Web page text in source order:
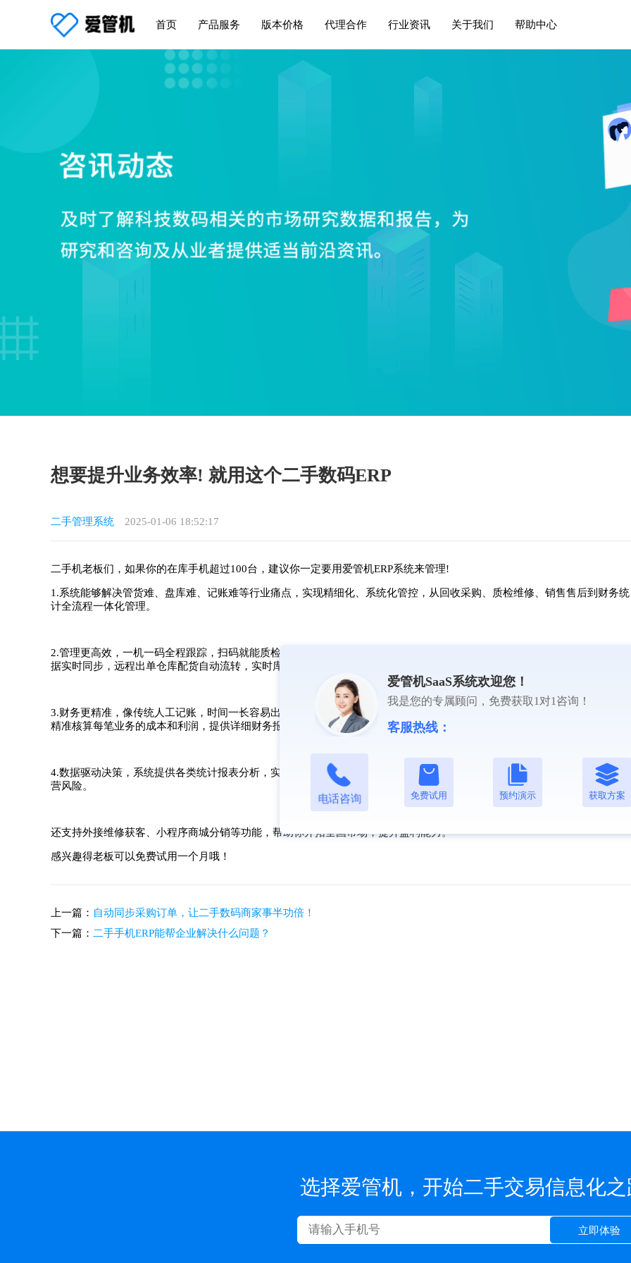
爱管机SaaS系统欢迎您！
我是您的专属顾问，免费获取1对1咨询！
客服热线：
电话咨询 免费试用 预约演示 获取方案
首页 产品服务 版本价格 代理合作 行业资讯 关于我们 帮助中心
想要提升业务效率! 就用这个二手数码ERP
二手管理系统 2025-01-06 18:52:17
二手机老板们，如果你的在库手机超过100台，建议你一定要用爱管机ERP系统来管理!
1.系统能够解决管货难、盘库难、记账难等行业痛点，实现精细化、系统化管控，从回收采购、质检维修、销售售后到财务统
计全流程一体化管理。
2.管理更高效，一机一码全程跟踪，扫码就能质检维修，分货盘点，库存调配，采购销售订单自动同步，手机电脑跨端操作数
据实时同步，远程出单仓库配货自动流转，实时库存预警避免积压或缺货，让二手机管理更简单。
3.财务更精准，像传统人工记账，时间一长容易出现错帐坏账情况，ERP系统能够自动生成财务凭证，减少人工记账失误。同
精准核算每笔业务的成本和利润，提供详细财务报表与成本分析，助力商家优化成本结构，增强盈利能力。
4.数据驱动决策，系统提供各类统计报表分析，实时反馈业务经营现状，为商家备货销售及供应商优化提供决策依据，降低经
营风险。
还支持外接维修获客、小程序商城分销等功能，帮助你开拓全国市场，提升盈利能力。
感兴趣得老板可以免费试用一个月哦！
上一篇： 自动同步采购订单，让二手数码商家事半功倍！
下一篇： 二手手机ERP能帮企业解决什么问题？
选择爱管机，开始二手交易信息化之
立即体验